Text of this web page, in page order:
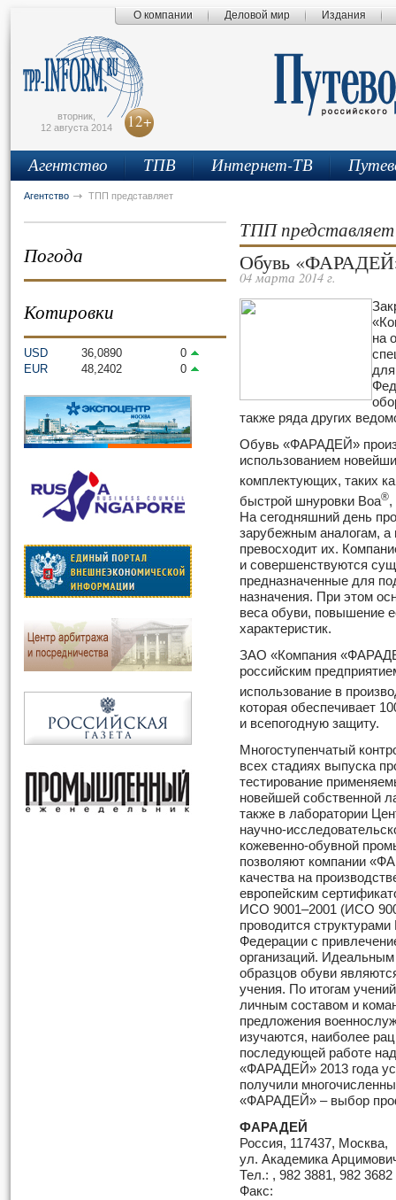
О компании Деловой мир Издания
вторник,
12 августа 2014
12+
Агентство ТПВ Интернет-ТВ
Агентство ТПП представляет
Погода
Котировки
USD 36,0890
0
EUR
48,2402 0
ТПП представляет
Обувь
04 марта 2014 г.
на
также ряда других
Обувь «ФАРАДЕЙ»
использованием
комплектующих, таких
быстрой шнуровки Boa®,
На сегодняшний день
зарубежным аналогам, а
превосходит их.
и совершенствуются
предназначенные для
назначения. При этом
веса обуви, повышение
характеристик.
ЗАО «Компания
российским
использование в
которая обеспечивает
и всепогодную защиту.
Многоступенчатый
всех стадиях выпуска
тестирование
новейшей собственной
также в лаборатории
научно-
кожевенно-обувной
позволяют компании
качества на
европейским
ИСО 9001–2001 (ИСО
проводится
Федерации с
организаций.
образцов обуви
учения. По итогам
личным составом и
предложения
изучаются, наиболее
последующей работе
«ФАРАДЕЙ» 2013 года
получили
«ФАРАДЕЙ» – выбор
ФАРАДЕЙ
Россия, 117437, Москва,
ул. Академика
Тел.: , 982 3881, 982 3682
Факс: